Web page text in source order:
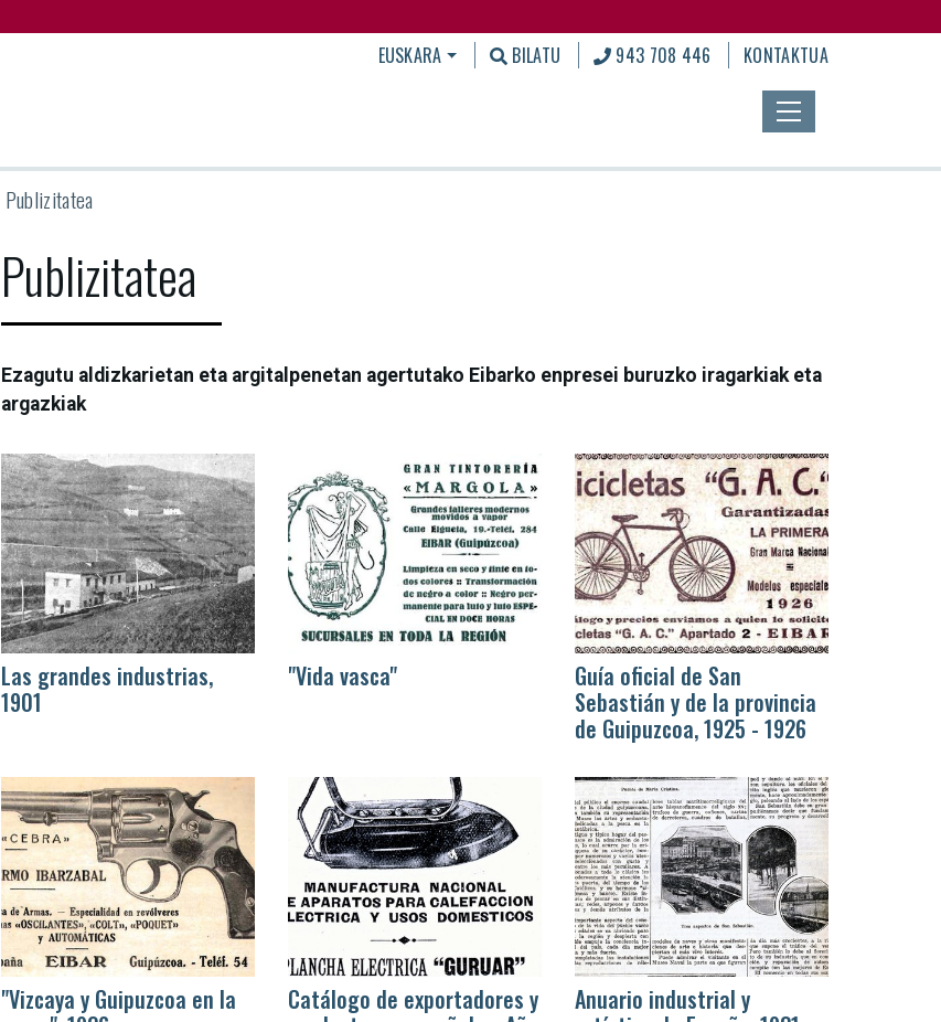
EUSKARA BILATU 943 708 446 KONTAKTUA
Publizitatea
Publizitatea
Ezagutu aldizkarietan eta argitalpenetan agertutako Eibarko enpresei buruzko iragarkiak eta
argazkiak
Las grandes industrias,
1901
"Vida vasca"
Guía oficial de San
Sebastián y de la provincia
de Guipuzcoa, 1925 - 1926
"Vizcaya y Guipuzcoa en la
Catálogo de exportadores y
Anuario industrial y